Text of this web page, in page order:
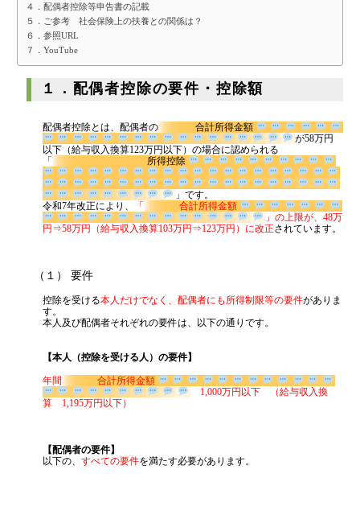
事務所案内
代表挨拶
大阪オフィス
事務所概要
アクセスマップ
代表プロフィール
採用情報
税金の豆知識
法人税
源泉所得税
４．配偶者控除等申告書の記載
５．ご参考 社会保険上の扶養との関係は？
６．参照URL
７．YouTube
１．配偶者控除の要件・控除額
配偶者控除とは、配偶者の
合計所得金額
が58万円
以下（給与収入換算123万円以下）の場合に認められる
「
所得控除
」です。
令和7年改正により、
「
合計所得金額
」の上限が、48万
円⇒58万円（給与収入換算103万円⇒123万円）に改正されています。
（１） 要件
控除を受ける本人だけでなく、配偶者にも所得制限等の要件がありま
す。
本人及び配偶者それぞれの要件は、以下の通りです。
【本人（控除を受ける人）の要件】
年間
合計所得金額
1,000万円以下 （給与収入換
算 1,195万円以下）
【配偶者の要件】
以下の、 すべての要件を満たす必要があります。